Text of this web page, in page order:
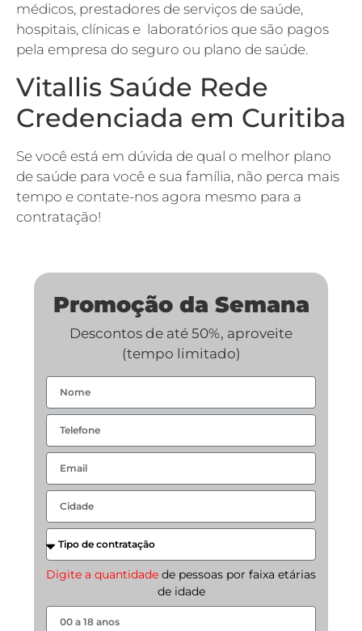
médicos, prestadores de serviços de saúde,
hospitais, clínicas e laboratórios que são pagos
pela empresa do seguro ou plano de saúde.
Vitallis Saúde Rede
Credenciada em Curitiba
Se você está em dúvida de qual o melhor plano
de saúde para você e sua família, não perca mais
tempo e contate-nos agora mesmo para a
contratação!
Promoção da Semana
Descontos de até 50%, aproveite
(tempo limitado)
Digite a quantidade de pessoas por faixa etárias
de idade